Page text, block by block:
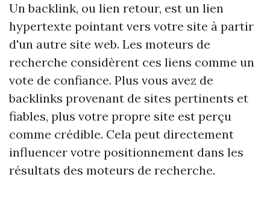
Un backlink, ou lien retour, est un lien
hypertexte pointant vers votre site à partir
d'un autre site web. Les moteurs de
recherche considèrent ces liens comme un
vote de confiance. Plus vous avez de
backlinks provenant de sites pertinents et
fiables, plus votre propre site est perçu
comme crédible. Cela peut directement
influencer votre positionnement dans les
résultats des moteurs de recherche.